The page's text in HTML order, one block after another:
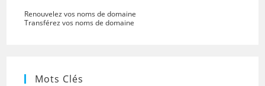
Renouvelez vos noms de domaine
Transférez vos noms de domaine
Mots Clés